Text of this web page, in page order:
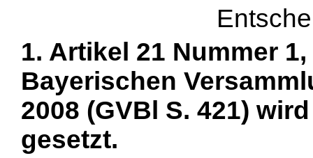
1. Artikel 21 Nummer
Bayerischen
2008 (GVBl S. 421)
gesetzt.